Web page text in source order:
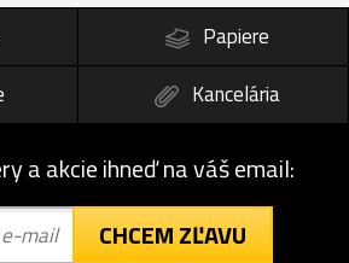
Papiere
Kancelária
a akcie ihneď na váš email:
CHCEM ZĽAVU